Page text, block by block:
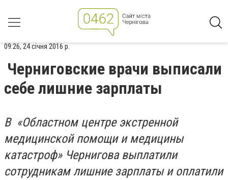
09:26, 24 січня 2016 р.
Черниговские врачи выписали
себе лишние зарплаты
В «Областном центре экстренной
медицинской помощи и медицины
катастроф» Чернигова выплатили
сотрудникам лишние зарплаты и оплатили